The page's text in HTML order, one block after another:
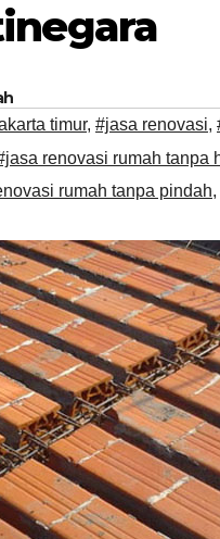
timur, #jasa renovasi,
renovasi rumah tanpa
rumah tanpa pindah,